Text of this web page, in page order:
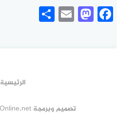
Facebook
Mastodon
Email
الرئيسية
تصميم وبرمجة EngazOnline.net * هوم سيرفر